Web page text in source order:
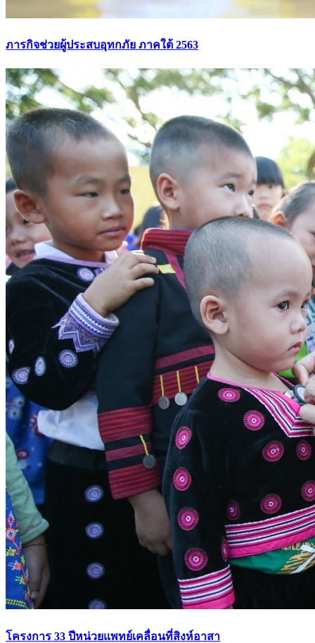
ภารกิจช่วยผู้ประสบอุทกภัย ภาคใต้ 2563
โครงการ 33 ปีหน่วยแพทย์เคลื่อนที่สิงห์อาสา